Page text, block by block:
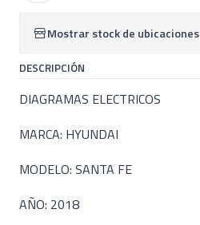
Mostrar stock de ubicaciones
DESCRIPCIÓN
DIAGRAMAS ELECTRICOS
MARCA: HYUNDAI
MODELO: SANTA FE
AÑO: 2018